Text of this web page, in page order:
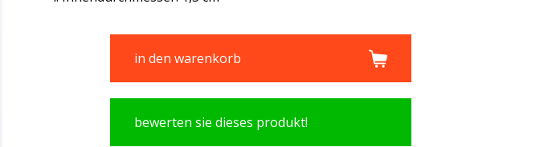
in den warenkorb
bewerten sie dieses produkt!